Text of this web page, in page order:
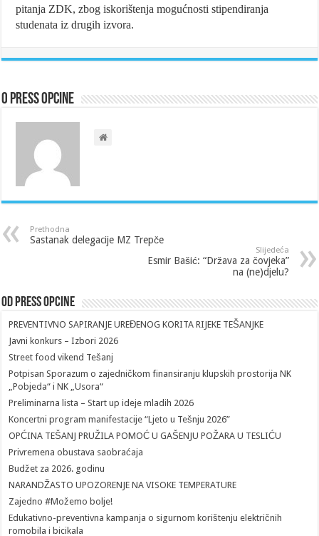
pitanja ZDK, zbog iskorištenja mogućnosti stipendiranja
studenata iz drugih izvora.
O Press Opcine
Prethodna
Sastanak delegacije MZ Trepče
Slijedeća
Esmir Bašić: “Država za čovjeka”
na (ne)djelu?
Od Press Opcine
PREVENTIVNO SAPIRANJE UREĐENOG KORITA RIJEKE TEŠANJKE
Javni konkurs – Izbori 2026
Street food vikend Tešanj
Potpisan Sporazum o zajedničkom finansiranju klupskih prostorija NK
„Pobjeda“ i NK „Usora“
Preliminarna lista – Start up ideje mladih 2026
Koncertni program manifestacije “Ljeto u Tešnju 2026”
OPĆINA TEŠANJ PRUŽILA POMOĆ U GAŠENJU POŽARA U TESLIĆU
Privremena obustava saobraćaja
Budžet za 2026. godinu
NARANDŽASTO UPOZORENJE NA VISOKE TEMPERATURE
Zajedno #Možemo bolje!
Edukativno-preventivna kampanja o sigurnom korištenju električnih
romobila i bicikala